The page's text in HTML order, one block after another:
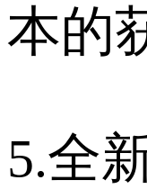
本的
5.全